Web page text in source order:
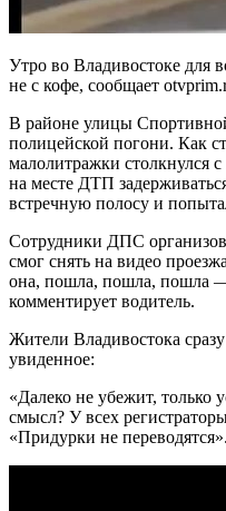
Утро во Владивостоке для
не с кофе, сообщает
В районе улицы
полицейской погони. Как
малолитражки столкнулся
на месте ДТП
встречную полосу и
Сотрудники ДПС
смог снять на видео
она, пошла, пошла, пошла
комментирует водитель.
Жители Владивостока
увиденное:
«Далеко не убежит, только
смысл? У всех
«Придурки не переводятся».